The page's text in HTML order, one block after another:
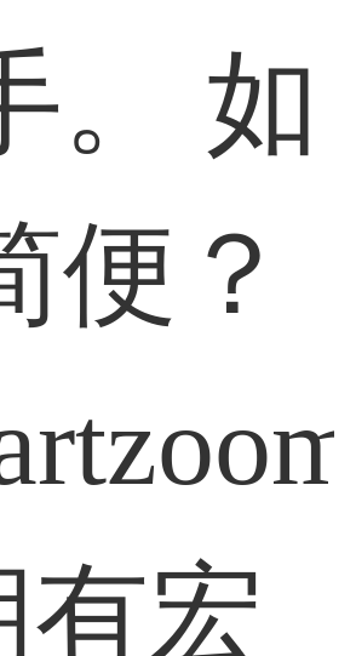
。 如
便？
有宏